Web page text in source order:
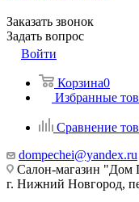
Заказать звонок
Задать вопрос
Войти
Корзина0
Избранные
Сравнение
dompechei@yandex.ru
Салон-магазин "Дом
г. Нижний Новгород,